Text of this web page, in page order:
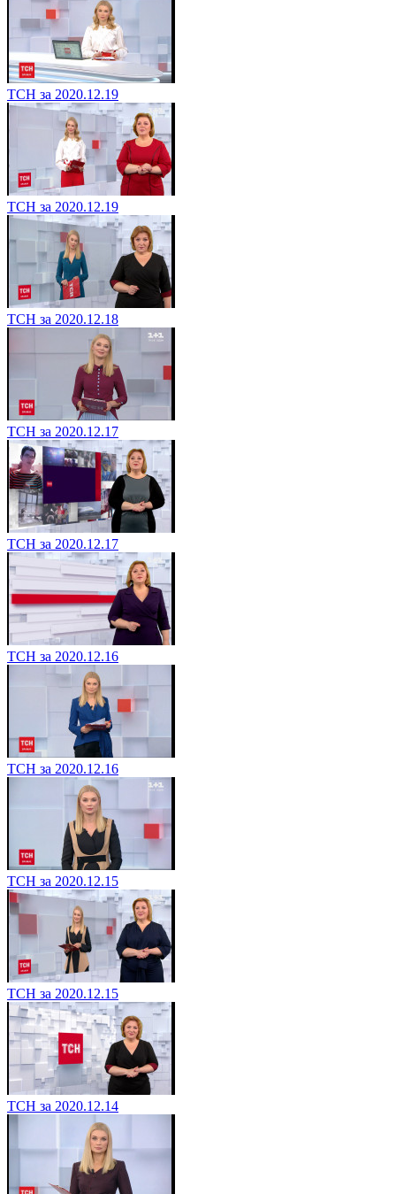
ТСН за 2020.12.19
ТСН за 2020.12.19
ТСН за 2020.12.18
ТСН за 2020.12.17
ТСН за 2020.12.17
ТСН за 2020.12.16
ТСН за 2020.12.16
ТСН за 2020.12.15
ТСН за 2020.12.15
ТСН за 2020.12.14